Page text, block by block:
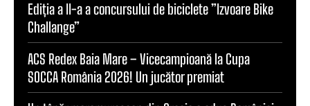
Ediția a II-a a concursului de biciclete ”Izvoare Bike
Challange”
ACS Redex Baia Mare – Vicecampioană la Cupa
SOCCA România 2026! Un jucător premiat